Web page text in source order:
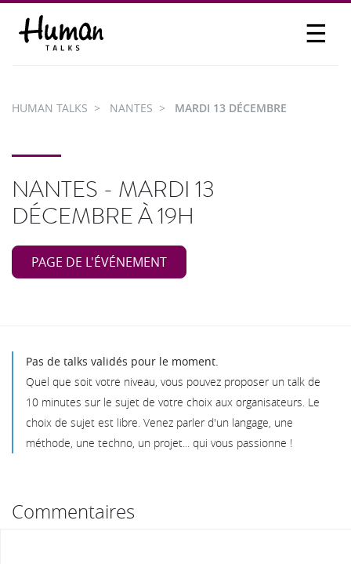
☰
PARTICIPER
HUMAN TALKS NANTES MARDI 13 DÉCEMBRE
NANTES - MARDI 13
DÉCEMBRE À 19H
PAGE DE L'ÉVÉNEMENT
Pas de talks validés pour le moment.
Quel que soit votre niveau, vous pouvez proposer un talk de
10 minutes sur le sujet de votre choix aux organisateurs. Le
choix de sujet est libre. Venez parler d'un langage, une
méthode, une techno, un projet... qui vous passionne !
Commentaires